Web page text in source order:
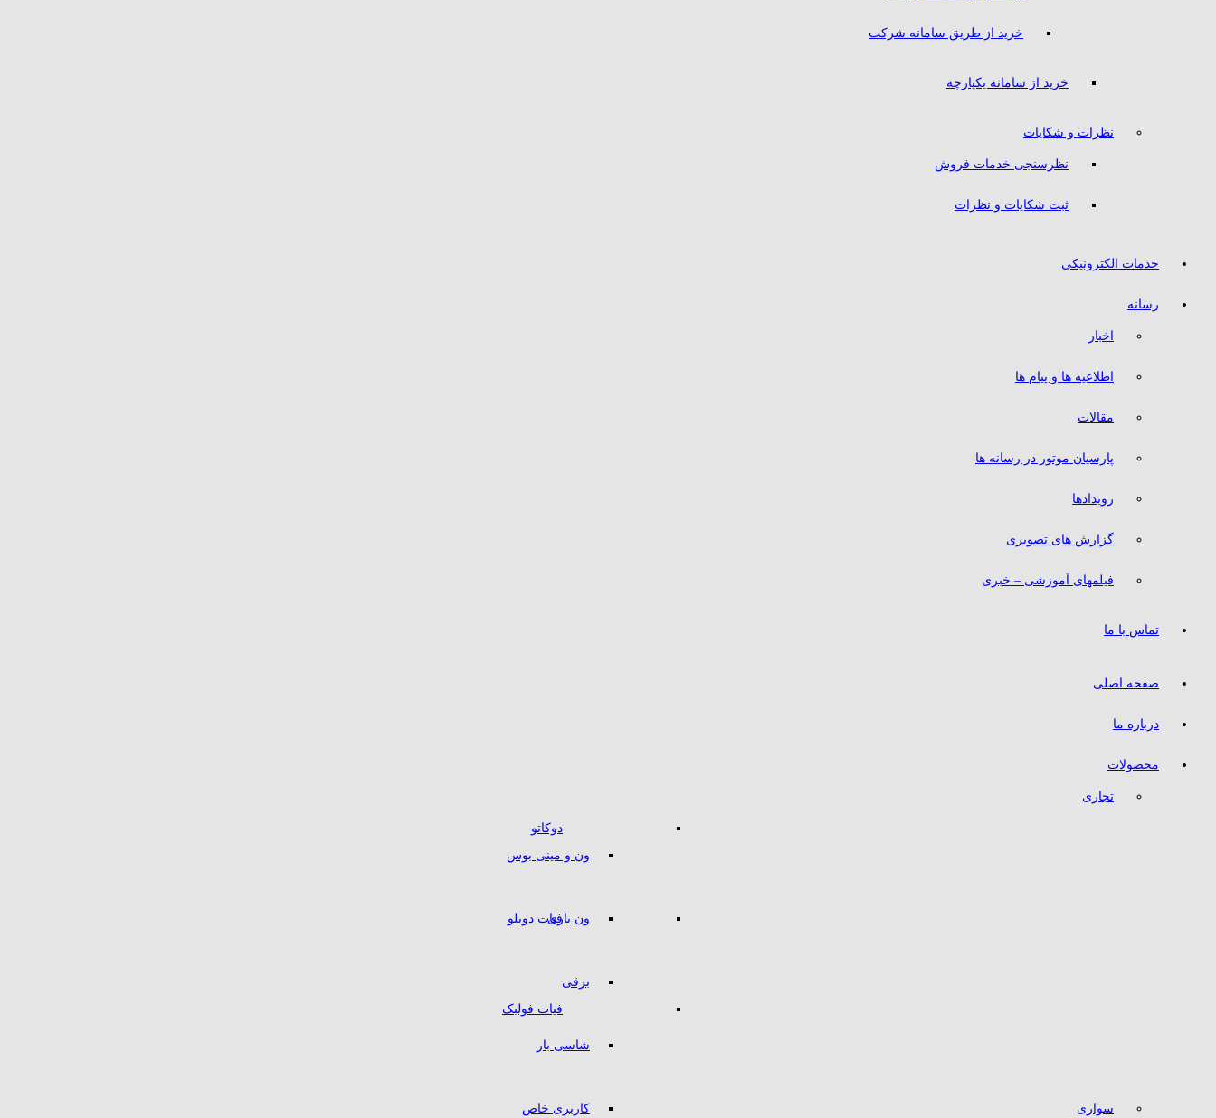
خرید از طریق سامانه شرکت
خرید از سامانه یکپارچه
نظرات و شکایات
نظرسنجی خدمات فروش
ثبت شکایات و نظرات
خدمات الکترونیکی
رسانه
اخبار
اطلاعیه ها و پیام ها
مقالات
پارسیان موتور در رسانه ها
رویدادها
گزارش های تصویری
فیلمهای آموزشی – خبری
تماس با ما
صفحه اصلی
درباره ما
محصولات
تجاری
دوکاتو
ون و مینی بوس
ون باری
برقی
شاسی بار
کاربری خاص
فیات دوبلو
فیات فولبک
سواری